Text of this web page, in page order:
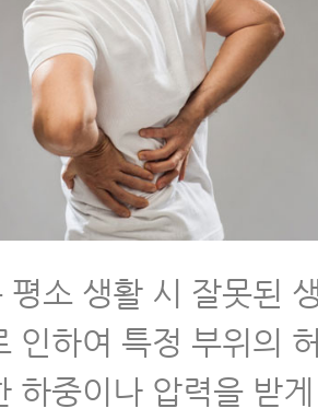
끗했을때 꼭 알아야 할 내
이 삐는 것과는 성격이
허리통증이 발생한 원인
허리통증 발생했을 때
장증
, 요통 치료 받아도 낫
평소 생활 시 잘못된
인하여 특정 부위의
하중이나 압력을 받